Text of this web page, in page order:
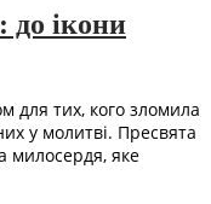
ікони
для тих, кого зломила
у молитві. Пресвята
милосердя, яке